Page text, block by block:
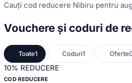
Cauți cod reducere Nibiru pentru
Vouchere și coduri de
Toate1 Coduri1 Oferte
10% REDUCERE
COD REDUCERE